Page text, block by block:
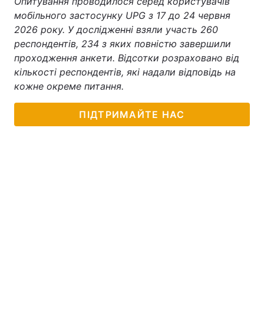
мобільного застосунку UPG з 17 до 24 червня
2026 року. У дослідженні взяли участь 260
респондентів, 234 з яких повністю завершили
проходження анкети. Відсотки розраховано від
кількості респондентів, які надали відповідь на
кожне окреме питання.
ПІДТРИМАЙТЕ НАС